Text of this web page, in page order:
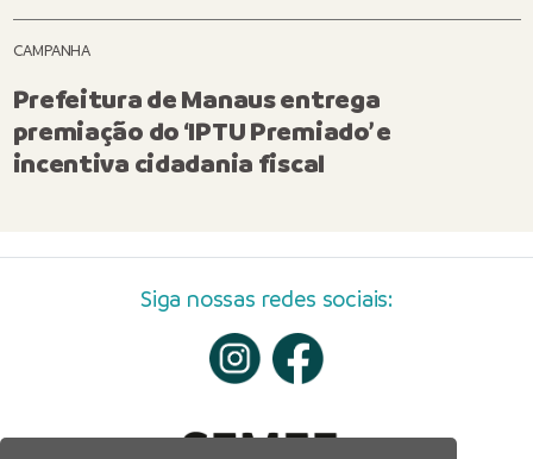
CAMPANHA
Prefeitura de Manaus entrega
premiação do ‘IPTU Premiado’ e
incentiva cidadania fiscal
Siga nossas redes sociais: